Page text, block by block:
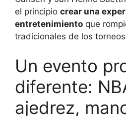
el principio crear una
entretenimiento que
tradicionales de los
Un evento
diferente:
ajedrez,